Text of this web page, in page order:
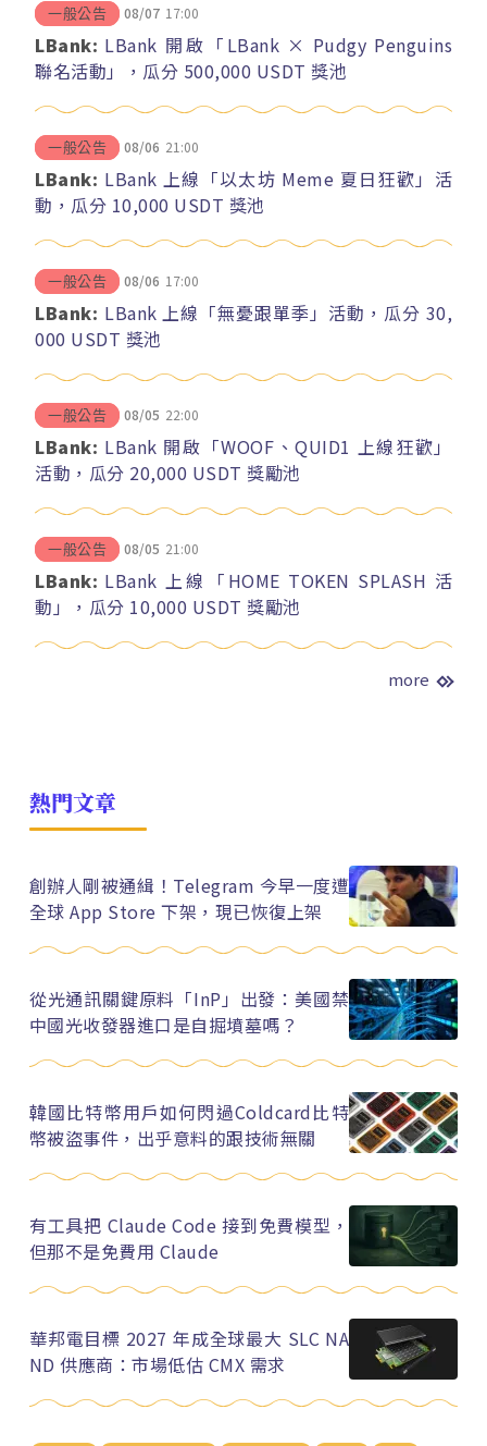
一般公告 08/07 17:00
LBank: LBank 開啟「LBank × Pudgy Penguins
聯名活動」，瓜分 500,000 USDT 獎池
一般公告 08/06 21:00
LBank: LBank 上線「以太坊 Meme 夏日狂歡」活
動，瓜分 10,000 USDT 獎池
一般公告 08/06 17:00
LBank: LBank 上線「無憂跟單季」活動，瓜分 30,
000 USDT 獎池
一般公告 08/05 22:00
LBank: LBank 開啟「WOOF、QUID1 上線狂歡」
活動，瓜分 20,000 USDT 獎勵池
一般公告 08/05 21:00
LBank: LBank 上線「HOME TOKEN SPLASH 活
動」，瓜分 10,000 USDT 獎勵池
more
熱門文章
創辦人剛被通緝！Telegram 今早一度遭
全球 App Store 下架，現已恢復上架
從光通訊關鍵原料「InP」出發：美國禁
中國光收發器進口是自掘墳墓嗎？
韓國比特幣用戶如何閃過Coldcard比特
幣被盜事件，出乎意料的跟技術無關
有工具把 Claude Code 接到免費模型，
但那不是免費用 Claude
華邦電目標 2027 年成全球最大 SLC NA
ND 供應商：市場低估 CMX 需求